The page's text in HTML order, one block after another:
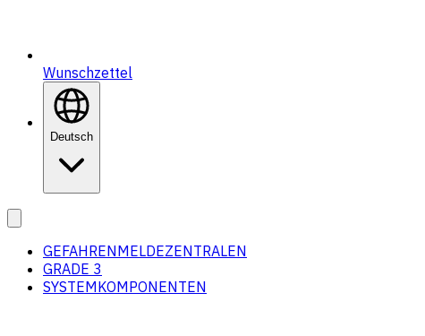
Wunschzettel
Deutsch
GEFAHRENMELDEZENTRALEN
GRADE 3
SYSTEMKOMPONENTEN